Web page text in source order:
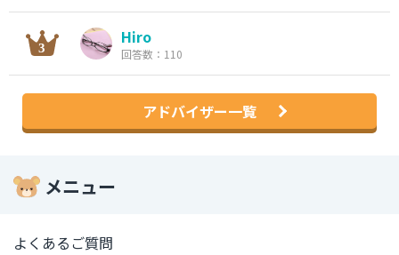
Hiro
回答数：110
アドバイザー一覧
メニュー
よくあるご質問